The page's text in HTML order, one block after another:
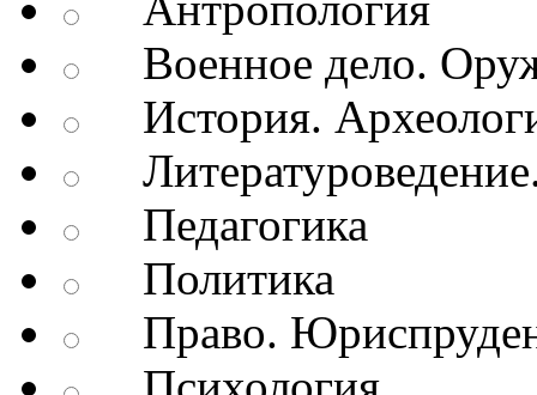
Военное дело.
История.
Педагогика
Политика
Право.